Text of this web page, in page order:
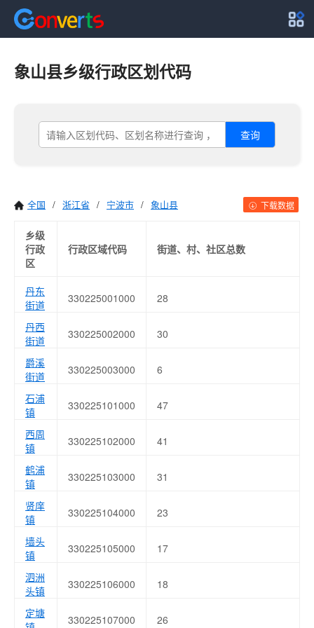
象山县乡级行政区划代码
查询
全国 / 浙江省 / 宁波市 / 象山县 下载数据
乡级
行政
区
行政区域代码 街道、村、社区总数
丹东
街道
330225001000 28
丹西
街道
330225002000 30
爵溪
街道
330225003000 6
石浦
镇
330225101000 47
西周
镇
330225102000 41
鹤浦
镇
330225103000 31
贤庠
镇
330225104000 23
墙头
镇
330225105000 17
泗洲
头镇
330225106000 18
定塘
330225107000 26